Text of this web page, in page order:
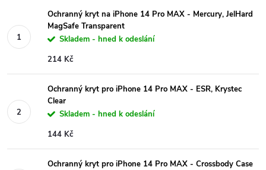
Ochranný kryt na iPhone 14 Pro MAX - Mercury, JelHard
MagSafe Transparent
Skladem - hned k odeslání
214 Kč
Ochranný kryt pro iPhone 14 Pro MAX - ESR, Krystec
Clear
Skladem - hned k odeslání
144 Kč
Ochranný kryt pro iPhone 14 Pro MAX - Crossbody Case